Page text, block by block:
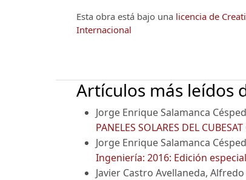
Esta obra está bajo una licencia de
Internacional
Artículos más leídos
Jorge Enrique Salamanca
PANELES SOLARES DEL
Jorge Enrique Salamanca
Ingeniería: 2016: Edición especial
Javier Castro Avellaneda,